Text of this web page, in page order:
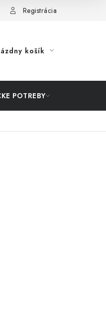
Registrácia
košík
POTREBY